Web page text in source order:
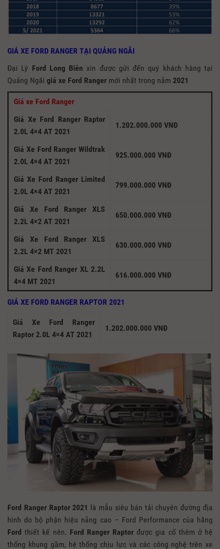
GIÁ XE FORD RANGER TẠI QUẢNG NGÃI
Đại Lý Ford Long Biên xin được gửi đến quý khách hàng tại
Quảng Ngãi giá xe Ford Ranger mới nhất trong năm 2021
Giá xe Ford Ranger
Giá Xe Ford Ranger Raptor
2.0L 4×4 AT 2021
1.202.000.000 VNĐ
Giá Xe Ford Ranger Wildtrak
2.0L 4×4 AT 2021
925.000.000 VNĐ
Giá Xe Ford Ranger Limited
2.0L 4×4 AT 2021
799.000.000 VNĐ
Giá Xe Ford Ranger XLS
2.2L 4×2 AT 2021
650.000.000 VNĐ
Giá Xe Ford Ranger XLS
2.2L 4×2 MT 2021
630.000.000 VNĐ
Giá Xe Ford Ranger XL 2.2L
4×4 MT 2021
616.000.000 VNĐ
GIÁ XE FORD RANGER RAPTOR 2021
Giá Xe Ford Ranger
Raptor 2.0L 4×4 AT 2021
1.202.000.000 VNĐ
Ford Ranger Raptor 2021 là mẫu siêu bán tải chuyên đường địa
hình do bộ phận hiệu năng cao – Ford Performance của hãng
Ford thiết kế nên. Ford Ranger Raptor được gia cố thêm ở hệ
thống khung gầm, hệ thống chịu lực và các công nghệ trên xe